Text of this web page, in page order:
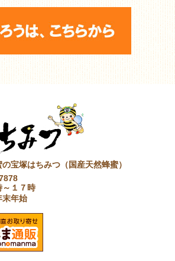
宝塚はちみつ（国産天然蜂蜜）
１７時
末年始